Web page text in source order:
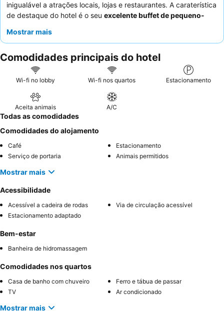
inigualável a atrações locais, lojas e restaurantes. A caraterística
de destaque do hotel é o seu excelente buffet de pequeno-
e qualidade. Os hóspedes elogiam consistentemente os
elogiados pela sua prestabilidade e eficiência. Para uma estadia
mais tranquila, os hóspedes devem solicitar um quarto virado
para o jardim para minimizar o ruído dos corredores e da rua.
Mostrar mais
Comodidades principais do hotel
Wi-fi no lobby Wi-fi nos quartos Estacionamento
Aceita animais A/C
Todas as comodidades
Comodidades do alojamento
Café
Estacionamento
Serviço de portaria
Animais permitidos
Mostrar mais
Acessibilidade
Acessível a cadeira de rodas
Via de circulação acessível
Estacionamento adaptado
Bem-estar
Banheira de hidromassagem
Comodidades nos quartos
Casa de banho com chuveiro
Ferro e tábua de passar
TV
Ar condicionado
Mostrar mais